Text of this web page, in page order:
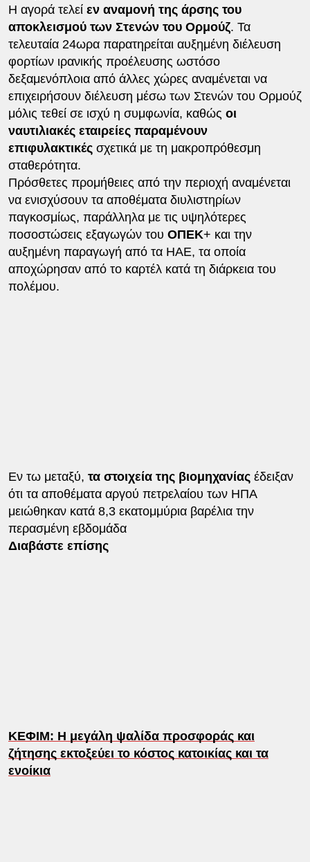
Η αγορά τελεί εν αναμονή της άρσης του
αποκλεισμού των Στενών του Ορμούζ. Τα
τελευταία 24ωρα παρατηρείται αυξημένη διέλευση
φορτίων ιρανικής προέλευσης ωστόσο
δεξαμενόπλοια από άλλες χώρες αναμένεται να
επιχειρήσουν διέλευση μέσω των Στενών του Ορμούζ
μόλις τεθεί σε ισχύ η συμφωνία, καθώς οι
ναυτιλιακές εταιρείες παραμένουν
επιφυλακτικέςσχετικά με τη μακροπρόθεσμη
σταθερότητα.
Πρόσθετες προμήθειες από την περιοχή αναμένεται
να ενισχύσουν τα αποθέματα διυλιστηρίων
παγκοσμίως, παράλληλα με τις υψηλότερες
ποσοστώσεις εξαγωγών του ΟΠΕΚ+ και την
αυξημένη παραγωγή από τα ΗΑΕ, τα οποία
αποχώρησαν από το καρτέλ κατά τη διάρκεια του
πολέμου.
Εν τω μεταξύ, τα στοιχεία της βιομηχανίαςέδειξαν
ότι τα αποθέματα αργού πετρελαίου των ΗΠΑ
μειώθηκαν κατά 8,3 εκατομμύρια βαρέλια την
περασμένη εβδομάδα
Διαβάστε επίσης
ΚΕΦΙΜ: Η μεγάλη ψαλίδα προσφοράς και
ζήτησης εκτοξεύει το κόστος κατοικίας και τα
ενοίκια